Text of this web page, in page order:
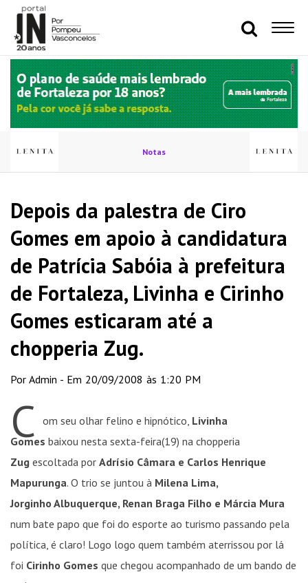
Notas
Depois da palestra de Ciro
Gomes em apoio à candidatura
de Patrícia Sabóia à prefeitura
de Fortaleza, Livinha e Cirinho
Gomes esticaram até a
chopperia Zug.
Por Admin - Em 20/09/2008 às 1:20 PM
C om seu olhar felino e hipnótico, Livinha
Gomes baixou nesta sexta-feira(19) na chopperia
Zug escoltada por Adrísio Câmara e Carlos Henrique
Mapurunga. O trio se juntou à Milena Lima,
Jorginho Albuquerque, Renan Braga Filho e Márcia Mura
num bate papo que foi do esporte ao turismo passando pela
política, é claro! Logo logo quem também aterrissou por lá
foi Cirinho Gomes que chegou acompanhado de um bando de